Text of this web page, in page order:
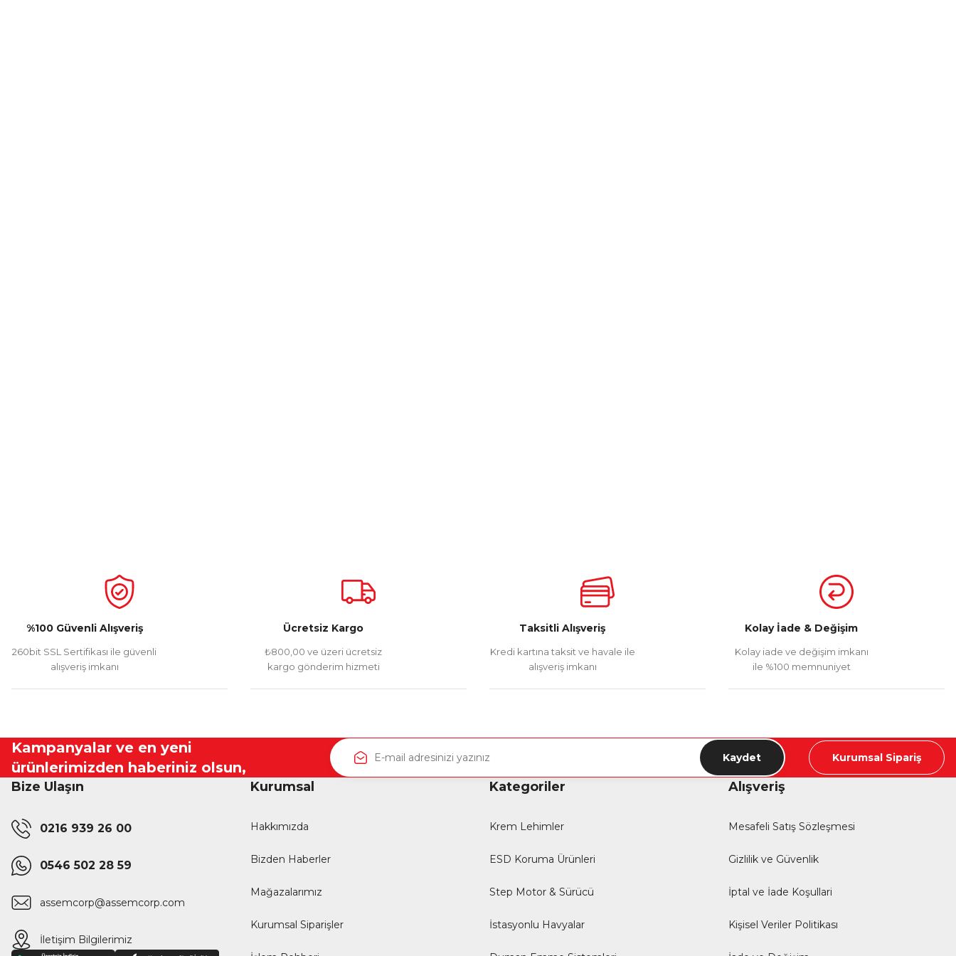
%100 Güvenli Alışveriş
260bit SSL Sertifikası ile güvenli
alışveriş imkanı
Ücretsiz Kargo
₺800,00 ve üzeri ücretsiz
kargo gönderim hizmeti
Taksitli Alışveriş
Kredi kartına taksit ve havale ile
alışveriş imkanı
Kolay İade & Değişim
Kolay iade ve değişim imkanı
ile %100 memnuniyet
Kampanyalar ve en yeni
ürünlerimizden haberiniz olsun,
Kaydet Kurumsal Sipariş
Bize Ulaşın
0216 939 26 00
0546 502 28 59
assemcorp@assemcorp.com
İletişim Bilgilerimiz
Kurumsal
Hakkımızda
Bizden Haberler
Mağazalarımız
Kurumsal Siparişler
Kategoriler
Krem Lehimler
ESD Koruma Ürünleri
Step Motor & Sürücü
İstasyonlu Havyalar
Alışveriş
Mesafeli Satış Sözleşmesi
Gizlilik ve Güvenlik
İptal ve İade Koşullari
Kişisel Veriler Politikası